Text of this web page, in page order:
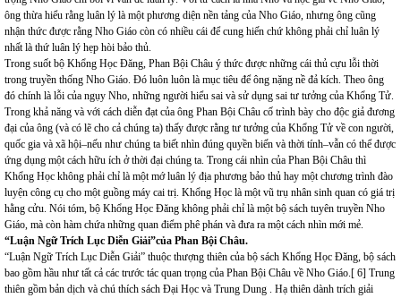
ông thừa hiểu rằng luân lý là một phương diện nền tảng của Nho Giáo, nhưng ông cũng
nhận thức được rằng Nho Giáo còn có nhiều cái để cung hiến chứ không phải chỉ luân lý
nhất là thứ luân lý hẹp hòi bảo thủ.
Trong suốt bộ Khổng Học Đăng, Phan Bội Châu ý thức được những cái thủ cựu lỗi thời
trong truyền thống Nho Giáo. Đó luôn luôn là mục tiêu để ông nặng nề đả kích. Theo ông
đó chính là lỗi của ngụy Nho, những người hiểu sai và sử dụng sai tư tưởng của Khổng Tử.
Trong khả năng và với cách diễn đạt của ông Phan Bội Châu cố trình bày cho độc giả đương
đại của ông (và có lẽ cho cả chúng ta) thấy được rằng tư tưởng của Khổng Tử về con người,
quốc gia và xã hội–nếu như chúng ta biết nhìn đúng quyền biến và thời tính–vẫn có thể được
ứng dụng một cách hữu ích ở thời đại chúng ta. Trong cái nhìn của Phan Bội Châu thì
Khổng Học không phải chỉ là một mớ luân lý địa phương bảo thủ hay một chương trình đào
luyện công cụ cho một guồng máy cai trị. Khổng Học là một vũ trụ nhân sinh quan có giá trị
hằng cửu. Nói tóm, bộ Khổng Học Đăng không phải chỉ là một bộ sách tuyên truyền Nho
Giáo, mà còn hàm chứa những quan điểm phê phán và đưa ra một cách nhìn mới mẻ.
“Luận Ngữ Trích Lục Diễn Giải”của Phan Bội Châu.
“Luận Ngữ Trích Lục Diễn Giải” thuộc thượng thiên của bộ sách Khổng Học Đăng, bộ sách
bao gồm hầu như tất cả các trước tác quan trọng của Phan Bội Châu về Nho Giáo.[ 6] Trung
thiên gồm bản dịch và chú thích sách Đại Học và Trung Dung . Hạ thiên dành trích giải